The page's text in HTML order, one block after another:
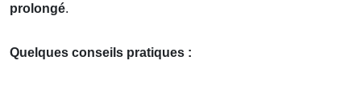
prolongé.
Quelques conseils pratiques :